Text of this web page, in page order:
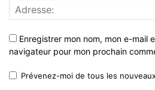
Enregistrer mon nom, mon e-mail
navigateur pour mon prochain
Prévenez-moi de tous les